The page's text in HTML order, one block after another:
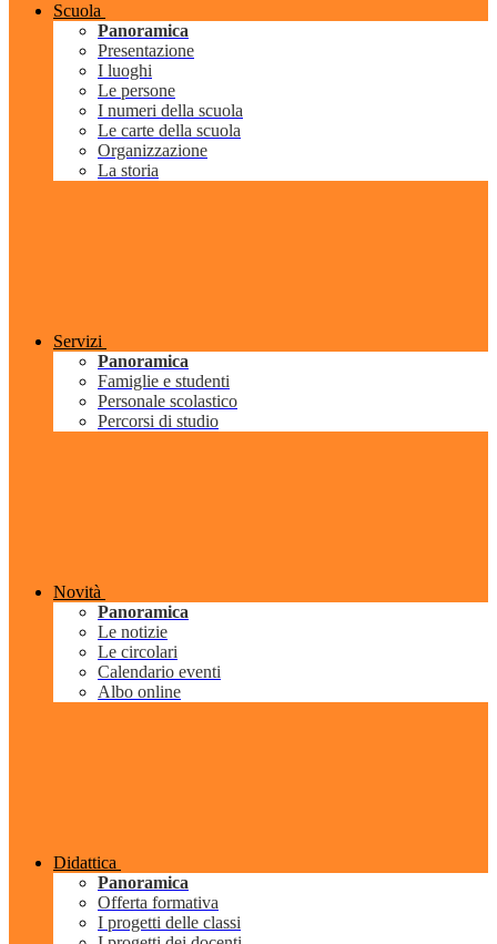
Scuola
Panoramica
Presentazione
I luoghi
Le persone
I numeri della scuola
Le carte della scuola
Organizzazione
La storia
Servizi
Panoramica
Famiglie e studenti
Personale scolastico
Percorsi di studio
Novità
Panoramica
Le notizie
Le circolari
Calendario eventi
Albo online
Didattica
Panoramica
Offerta formativa
I progetti delle classi